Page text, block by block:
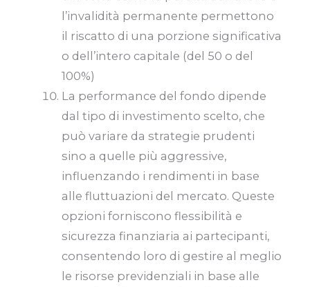
l’invalidità permanente permettono
il riscatto di una porzione significativa
o dell’intero capitale (del 50 o del
100%)
La performance del fondo dipende
dal tipo di investimento scelto, che
può variare da strategie prudenti
sino a quelle più aggressive,
influenzando i rendimenti in base
alle fluttuazioni del mercato. Queste
opzioni forniscono flessibilità e
sicurezza finanziaria ai partecipanti,
consentendo loro di gestire al meglio
le risorse previdenziali in base alle